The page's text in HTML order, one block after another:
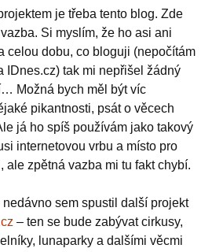
je třeba tento blog. Zde
Si myslím, že ho asi ani
celou dobu, co bloguji (nepočítám
IDnes.cz) tak mi nepřišel žádný
Možná bych měl být víc
pikantnosti, psát o věcech
já ho spíš používám jako takový
internetovou vrbu a místo pro
ale zpětná vazba mi tu fakt chybí.
sem spustil další projekt
– ten se bude zabývat cirkusy,
lunaparky a dalšími věcmi